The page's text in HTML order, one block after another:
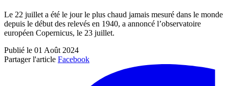
Le 22 juillet a été le jour le plus chaud jamais mesuré dans le monde
depuis le début des relevés en 1940, a annoncé l’observatoire
européen Copernicus, le 23 juillet.
Publié le 01 Août 2024
Partager l'article Facebook